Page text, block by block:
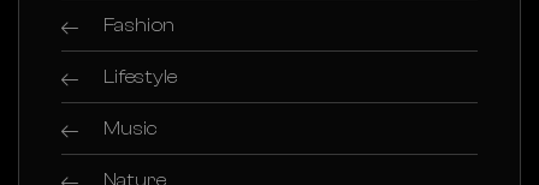
Fashion
Lifestyle
Music
Nature